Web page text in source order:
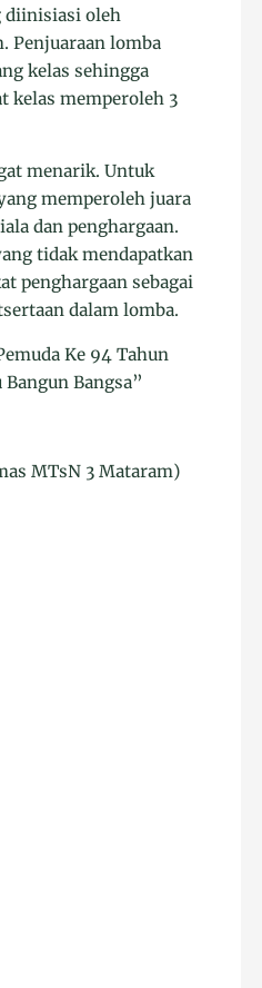
diinisiasi oleh
Penjuaraan lomba
kelas sehingga
kelas memperoleh 3
menarik. Untuk
memperoleh juara
dan penghargaan.
tidak mendapatkan
penghargaan sebagai
dalam lomba.
Ke 94 Tahun
Bangsa”
MTsN 3 Mataram)